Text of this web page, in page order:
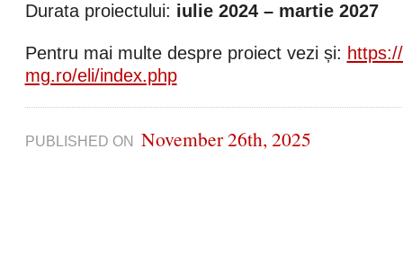
Durata proiectului: iulie 2024 – martie 2027
Pentru mai multe despre proiect vezi și:
mg.ro/eli/index.php
PUBLISHED ON November 26th, 2025